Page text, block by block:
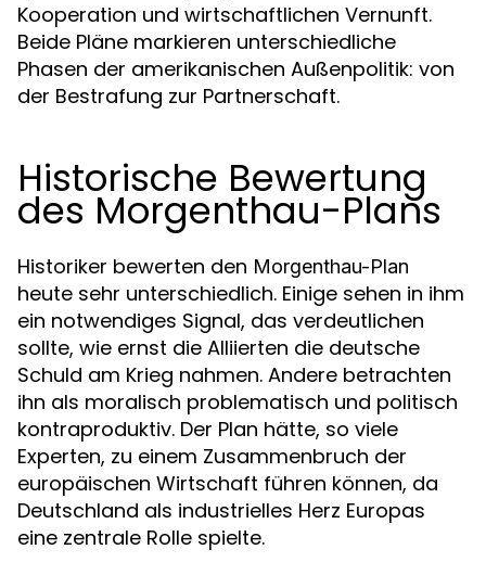
Kooperation und wirtschaftlichen Vernunft.
Beide Pläne markieren unterschiedliche
Phasen der amerikanischen Außenpolitik: von
der Bestrafung zur Partnerschaft.
Historische Bewertung
des Morgenthau-Plans
Historiker bewerten den Morgenthau-Plan
heute sehr unterschiedlich. Einige sehen in ihm
ein notwendiges Signal, das verdeutlichen
sollte, wie ernst die Alliierten die deutsche
Schuld am Krieg nahmen. Andere betrachten
ihn als moralisch problematisch und politisch
kontraproduktiv. Der Plan hätte, so viele
Experten, zu einem Zusammenbruch der
europäischen Wirtschaft führen können, da
Deutschland als industrielles Herz Europas
eine zentrale Rolle spielte.